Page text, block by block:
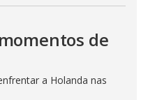
de
a Holanda nas